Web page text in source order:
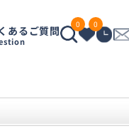
あるご質問 0 0